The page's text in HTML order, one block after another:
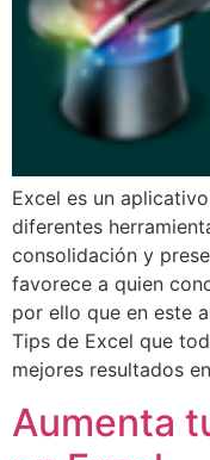
Excel es un
diferentes
consolidación y
favorece a quien
por ello que en este
Tips de Excel que
mejores resultados
Aumenta